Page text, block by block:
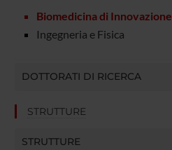
Biomedicina di Innovazione
Ingegneria e Fisica
DOTTORATI DI RICERCA
STRUTTURE
STRUTTURE